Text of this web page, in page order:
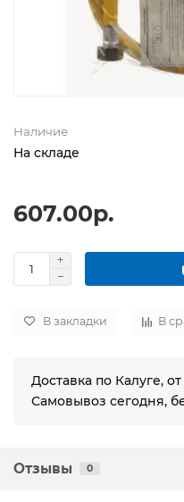
Наличие
На складе
607.00р.
В закладки В
Доставка по Калуге, от
Самовывоз сегодня,
Отзывы 0